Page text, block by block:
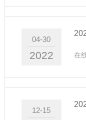
04-30
2022 在
12-15